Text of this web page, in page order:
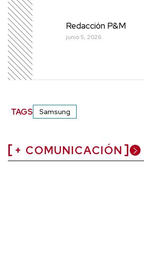
Redacción P&M
junio 5, 2026
TAGS Samsung
+ COMUNICACIÓN